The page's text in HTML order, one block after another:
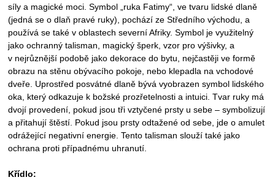
síly a magické moci. Symbol „ruka Fatimy“, ve tvaru lidské dlaně
(jedná se o dlaň pravé ruky), pochází ze Středního východu, a
používá se také v oblastech severní Afriky. Symbol je využitelný
jako ochranný talisman, magický šperk, vzor pro výšivky, a
v nejrůznější podobě jako dekorace do bytu, nejčastěji ve formě
obrazu na stěnu obývacího pokoje, nebo klepadla na vchodové
dveře. Uprostřed posvátné dlaně bývá vyobrazen symbol lidského
oka, který odkazuje k božské prozřetelnosti a intuici. Tvar ruky má
dvojí provedení, pokud jsou tři vztyčené prsty u sebe – symbolizují
a přitahují štěstí. Pokud jsou prsty odtažené od sebe, jde o amulet
odrážející negativní energie. Tento talisman slouží také jako
ochrana proti případnému uhranutí.
Křídlo: